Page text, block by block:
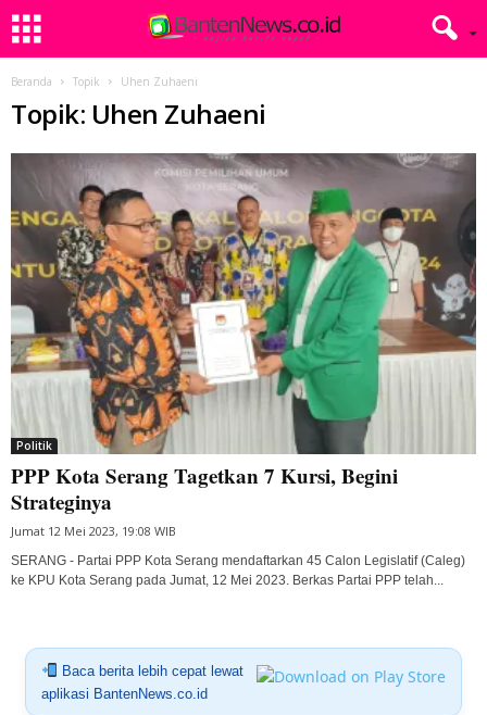
Beranda Topik Uhen Zuhaeni
Topik: Uhen Zuhaeni
Politik
PPP Kota Serang Tagetkan 7 Kursi, Begini
Strateginya
Jumat 12 Mei 2023, 19:08 WIB
SERANG - Partai PPP Kota Serang mendaftarkan 45 Calon Legislatif (Caleg)
ke KPU Kota Serang pada Jumat, 12 Mei 2023. Berkas Partai PPP telah...
Baca berita lebih cepat lewat
aplikasi BantenNews.co.id